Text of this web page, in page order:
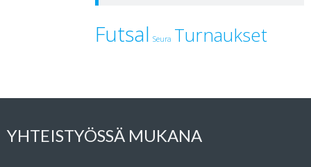
Futsal Seura Turnaukset
YHTEISTYÖSSÄ MUKANA